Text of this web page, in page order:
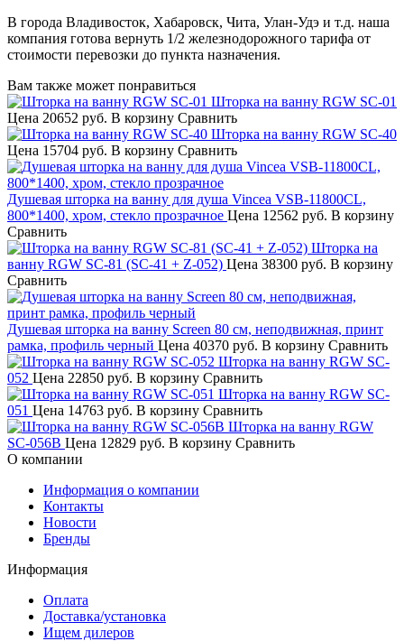
В города Владивосток, Хабаровск, Чита, Улан-Удэ и т.д. наша
компания готова вернуть 1/2 железнодорожного тарифа от
стоимости перевозки до пункта назначения.
Вам также может понравиться
Шторка на ванну RGW SC-01
Цена 20652 руб. В корзину Сравнить
Шторка на ванну RGW SC-40
Цена 15704 руб. В корзину Сравнить
Душевая шторка на ванну для душа Vincea VSB-11800CL,
800*1400, хром, стекло прозрачное Цена 12562 руб. В корзину
Сравнить
Шторка на
ванну RGW SC-81 (SC-41 + Z-052) Цена 38300 руб. В корзину
Сравнить
Душевая шторка на ванну Screen 80 см, неподвижная, принт
рамка, профиль черный Цена 40370 руб. В корзину Сравнить
Шторка на ванну RGW SC-
052 Цена 22850 руб. В корзину Сравнить
Шторка на ванну RGW SC-
051 Цена 14763 руб. В корзину Сравнить
Шторка на ванну RGW
SC-056B Цена 12829 руб. В корзину Сравнить
О компании
Информация о компании
Контакты
Новости
Бренды
Информация
Оплата
Доставка/установка
Ищем дилеров